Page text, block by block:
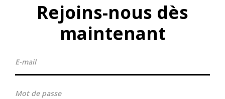
Rejoins-nous dès
maintenant